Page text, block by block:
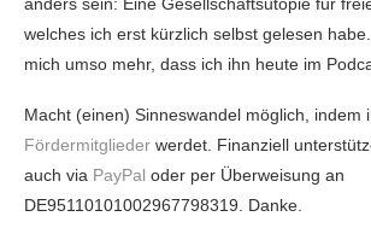
welches ich erst kürzlich selbst gelesen
mich umso mehr, dass ich ihn heute im
Macht (einen) Sinneswandel möglich, indem
Fördermitglieder werdet. Finanziell
auch via PayPal oder per Überweisung an
DE95110101002967798319. Danke.